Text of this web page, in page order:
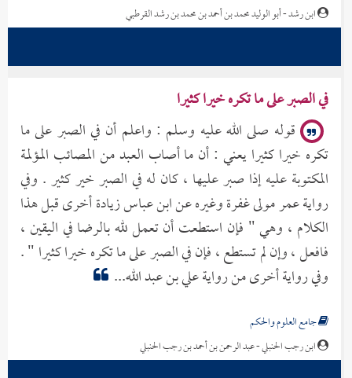
بداية المجتهد ونهاية المقتصد
في الصبر على ما تكره خيرا كثيرا
قوله صلى الله عليه وسلم : واعلم أن في الصبر على ما
تكره خيرا كثيرا يعني : أن ما أصاب العبد من المصائب المؤلمة
المكتوبة عليه إذا صبر عليها ، كان له في الصبر خير كثير . وفي
رواية عمر مولى غفرة وغيره عن ابن عباس زيادة أخرى قبل هذا
الكلام ، وهي " فإن استطعت أن تعمل لله بالرضا في اليقين ،
فافعل ، وإن لم تستطع ، فإن في الصبر على ما تكره خيرا كثيرا " .
وفي رواية أخرى من رواية علي بن عبد الله...
جامع العلوم والحكم